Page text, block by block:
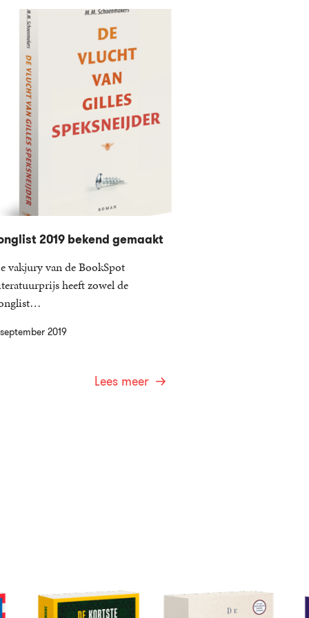
2019
2019 bekend gemaakt
vakjury van de BookSpot
heeft zowel de
Lees meer